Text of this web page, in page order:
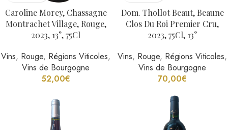
Caroline Morey, Chassagne
Montrachet Village, Rouge,
2023, 13°, 75Cl
Vins, Rouge, Régions Viticoles,
Vins de Bourgogne
52,00€
Dom. Thollot Beaut, Beaune
Clos Du Roi Premier Cru,
2023, 75Cl, 13°
Vins, Rouge, Régions Viticoles,
Vins de Bourgogne
70,00€